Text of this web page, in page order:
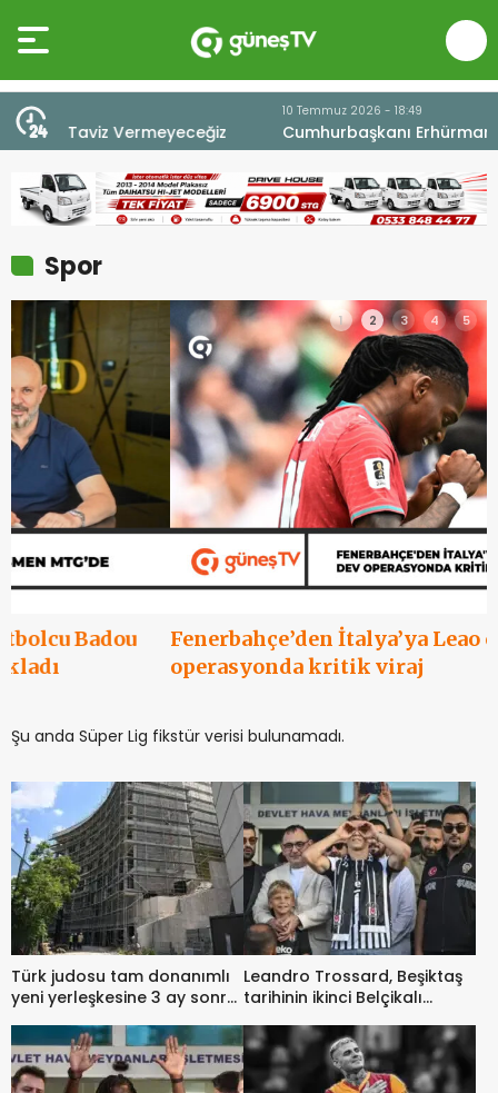
Cumhurbaşkanı Erhürman sergi açılışında
fenalaşarak hastaneye kaldırıldı
Spor
Fenerbahçe’den İtalya’ya Leao çıkarması: Dev
operasyonda kritik viraj
1 2 3 4 5
Şu anda Süper Lig fikstür verisi bulunamadı.
Türk judosu tam donanımlı
yeni yerleşkesine 3 ay sonra
Leandro Trossard, Beşiktaş
tarihinin ikinci Belçikalı